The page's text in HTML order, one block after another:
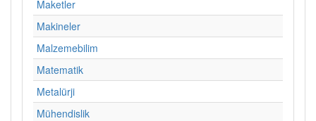
Maketler
Makineler
Malzemebilim
Matematik
Metalürji
Mühendislik